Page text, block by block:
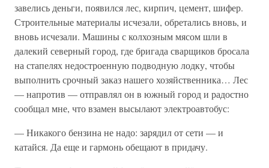
завелись деньги, появился лес, кирпич, цемент, шифер.
Строительные материалы исчезали, обретались вновь, и
вновь исчезали. Машины с колхозным мясом шли в
далекий северный город, где бригада сварщиков бросала
на стапелях недостроенную подводную лодку, чтобы
выполнить срочный заказ нашего хозяйственника… Лес
— напротив — отправлял он в южный город и радостно
сообщал мне, что взамен высылают электроавтобус:
— Никакого бензина не надо: зарядил от сети — и
катайся. Да еще и гармонь обещают в придачу.